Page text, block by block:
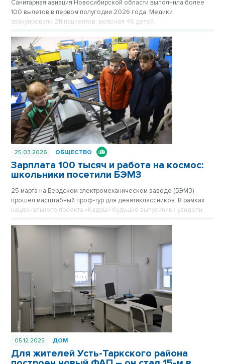
Санитарная авиация Новосибирской области выполнила более
100 вылетов в первом полугодии 2026 года. Медики
эвакуировали 211 пациентов, включая 46 детей.
25.03.2026 ОБЩЕСТВО
Зарплата 100 тысяч и работа на космос:
школьники посетили БЭМЗ
25 марта на Бердском электромеханическом заводе (БЭМЗ)
прошел масштабный проф-тур для девятиклассников. В рамках
национального проекта «Кадры» будущие выпускники увидели,
как работает крупнейшее машиностроительное предприятие
региона, обеспечивающее в том числе российскую космонавтику
высокоточными приборами уже 67 лет.
05.12.2025 ДОМ
Для жителей Усть-Таркского района